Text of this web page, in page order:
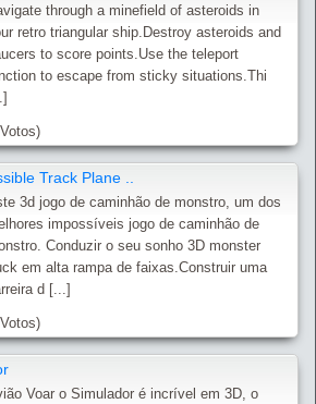
through a minefield of asteroids in
retro triangular ship.Destroy asteroids and
to score points.Use the teleport
to escape from sticky situations.Thi
Track Plane ..
3d jogo de caminhão de monstro, um dos
impossíveis jogo de caminhão de
Conduzir o seu sonho 3D monster
em alta rampa de faixas.Construir uma
d [...]
Voar o Simulador é incrível em 3D, o